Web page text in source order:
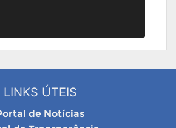
LINKS ÚTEIS
de Notícias